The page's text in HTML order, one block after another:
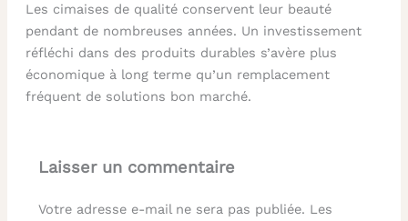
Les cimaises de qualité conservent leur beauté
pendant de nombreuses années. Un investissement
réfléchi dans des produits durables s’avère plus
économique à long terme qu’un remplacement
fréquent de solutions bon marché.
Laisser un commentaire
Votre adresse e-mail ne sera pas publiée. Les